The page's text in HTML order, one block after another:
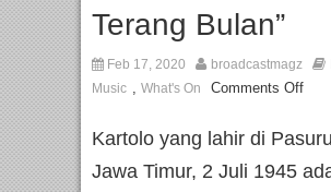
Terang Bulan”
Feb 17, 2020 broadcastmagz
Music , What's On Comments Off
Kartolo yang lahir di
Jawa Timur, 2 Juli 1945